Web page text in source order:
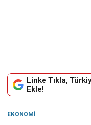
Linke Tıkla,
Ekle!
EKONOMI